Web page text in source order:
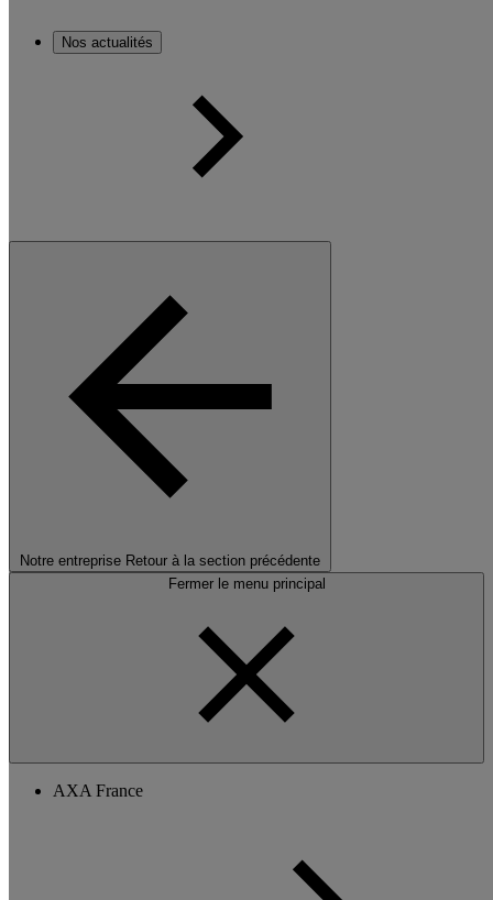
Nos actualités
Notre entreprise Retour à la section précédente
Fermer le menu principal
AXA France